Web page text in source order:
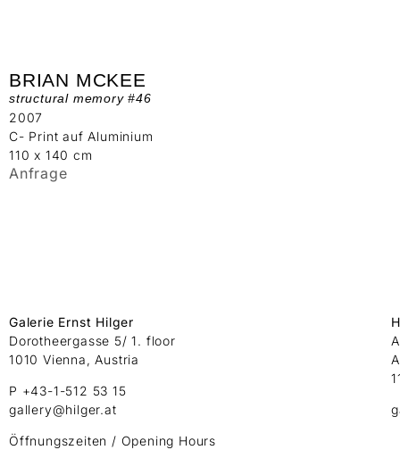
BRIAN MCKEE
structural memory #46
2007
C- Print auf Aluminium
110 x 140 cm
Anfrage
Galerie Ernst Hilger
Dorotheergasse 5/ 1. floor
1010 Vienna, Austria
P +43-1-512 53 15
gallery@hilger.at
Öffnungszeiten / Opening Hours